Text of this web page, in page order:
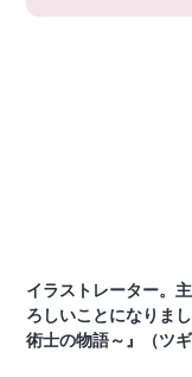
イラストレーター。
ろしいことになりま
術士の物語～』（ツギ